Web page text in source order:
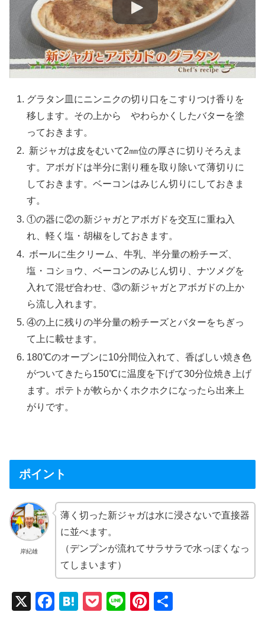
グラタン皿にニンニクの切り口をこすりつけ香りを
移します。その上から やわらかくしたバターを塗
っておきます。
新ジャガは皮をむいて2㎜位の厚さに切りそろえま
す。アボガドは半分に割り種を取り除いて薄切りに
しておきます。ベーコンはみじん切りにしておきま
す。
①の器に②の新ジャガとアボガドを交互に重ね入
れ、軽く塩・胡椒をしておきます。
ボールに生クリーム、牛乳、半分量の粉チーズ、
塩・コショウ、ベーコンのみじん切り、ナツメグを
入れて混ぜ合わせ、③の新ジャガとアボガドの上か
ら流し入れます。
④の上に残りの半分量の粉チーズとバターをちぎっ
て上に載せます。
180℃のオーブンに10分間位入れて、香ばしい焼き色
がついてきたら150℃に温度を下げて30分位焼き上げ
ます。ポテトが軟らかくホクホクになったら出来上
がりです。
ポイント
岸紀雄
薄く切った新ジャガは水に浸さないで直接器
に並べます。
（デンプンが流れてサラサラで水っぽくなっ
てしまいます）
X
F
H
P
Li
Pi